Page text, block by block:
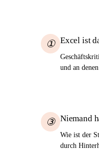
① Excel ist
und an
③ Niemand
Wie ist der
durch